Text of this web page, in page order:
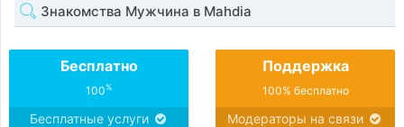
Знакомства Мужчина в Mahdia
Бесплатно
100%
Бесплатные услуги
Поддержка
100% бесплатно
Модераторы на связи